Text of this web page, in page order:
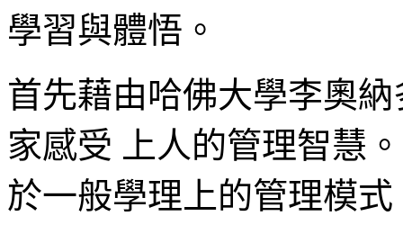
學習與體悟。
首先藉由哈佛大學李奧
家感受 上人的管理智慧
於一般學理上的管理模